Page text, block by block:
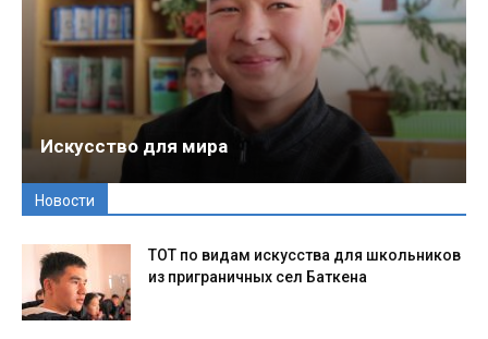
Искусство для мира
Новости
ТОТ по видам искусства для школьников
из приграничных сел Баткена